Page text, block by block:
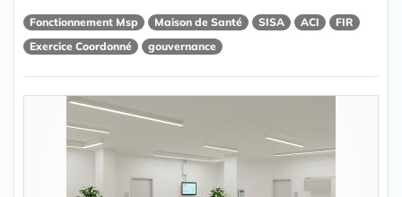
Fonctionnement Msp Maison de Santé SISA ACI
FIR
Exercice Coordonné
gouvernance